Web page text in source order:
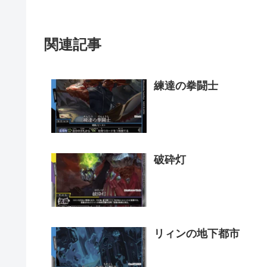
関連記事
練達の拳闘士
破砕灯
リィンの地下都市